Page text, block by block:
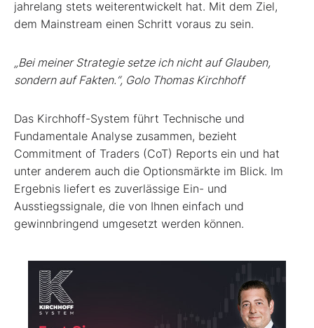
jahrelang stets weiterentwickelt hat. Mit dem Ziel,
dem Mainstream einen Schritt voraus zu sein.
„Bei meiner Strategie setze ich nicht auf Glauben,
sondern auf Fakten.“, Golo Thomas Kirchhoff
Das Kirchhoff-System führt Technische und
Fundamentale Analyse zusammen, bezieht
Commitment of Traders (CoT) Reports ein und hat
unter anderem auch die Optionsmärkte im Blick. Im
Ergebnis liefert es zuverlässige Ein- und
Ausstiegssignale, die von Ihnen einfach und
gewinnbringend umgesetzt werden können.